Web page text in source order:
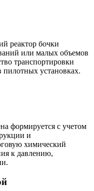
реактор бочки
или малых объемов
транспортировки
пилотных установках.
формируется с учетом
и
химический
к давлению,